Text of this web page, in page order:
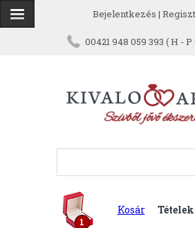
Bejelentkezés |
00421 948 059 393 ( H - P
1
Kosár